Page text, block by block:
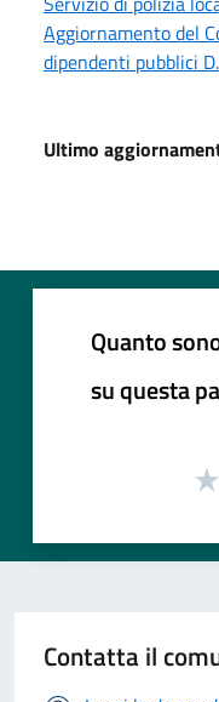
Aggiornamento del
dipendenti pubblici
Ultimo
Quanto
su questa
Contatta il